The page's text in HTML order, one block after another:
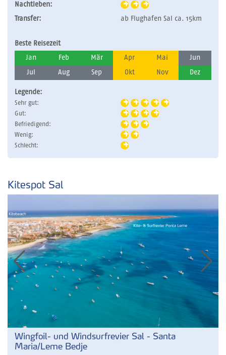
Nachtleben:
Transfer:
ab Flughafen Sal ca. 15km
Beste Reisezeit
Jan Feb Mär Apr Mai Jun
Jul Aug Sep Okt Nov Dez
Legende:
Sehr gut:
Gut:
Befriedigend:
Wenig:
Schlecht:
Kitespot Sal
Wingfoil- und Windsurfrevier Sal - Santa
Maria/Leme Bedje